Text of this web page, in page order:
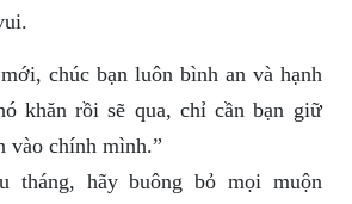
chúc bạn luôn bình an và hạnh
khăn rồi sẽ qua, chỉ cần bạn giữ
vào chính mình.”
tháng, hãy buông bỏ mọi muộn